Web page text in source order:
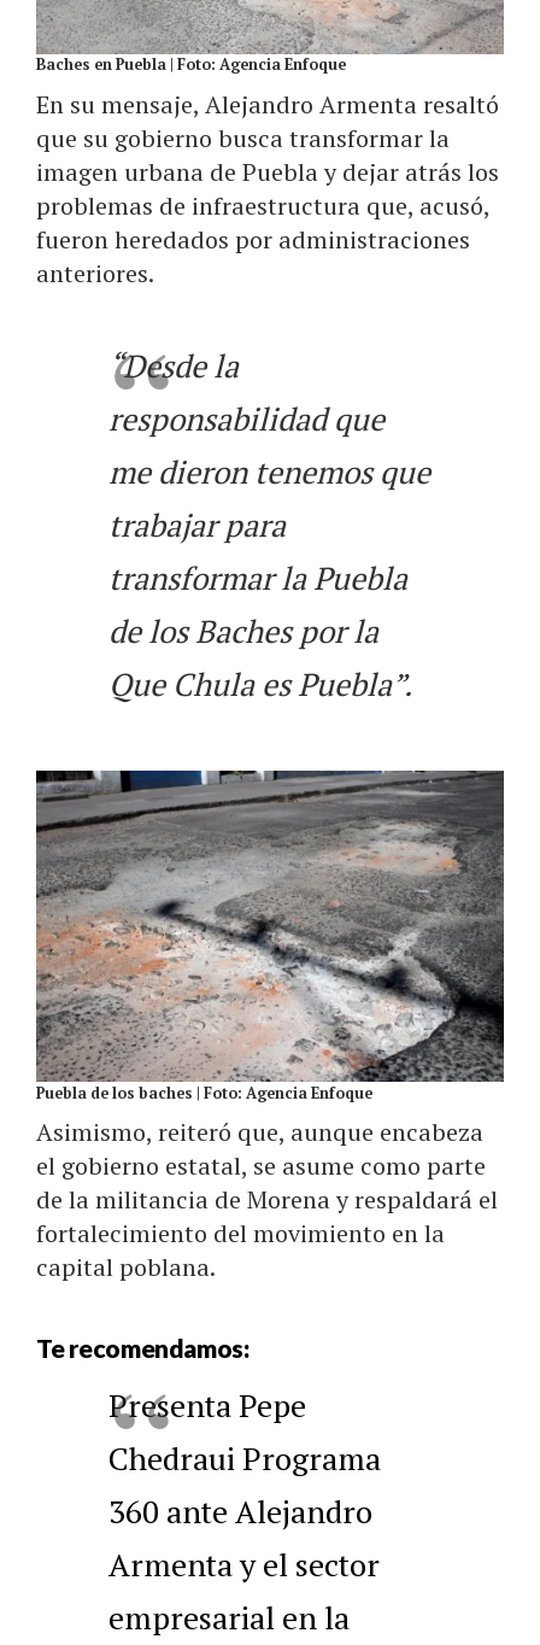
Baches en Puebla | Foto: Agencia Enfoque
En su mensaje, Alejandro Armenta resaltó
que su gobierno busca transformar la
imagen urbana de Puebla y dejar atrás los
problemas de infraestructura que, acusó,
fueron heredados por administraciones
anteriores.
“Desde la
responsabilidad que
me dieron tenemos que
trabajar para
transformar la Puebla
de los Baches por la
Que Chula es Puebla”.
Puebla de los baches | Foto: Agencia Enfoque
Asimismo, reiteró que, aunque encabeza
el gobierno estatal, se asume como parte
de la militancia de Morena y respaldará el
fortalecimiento del movimiento en la
capital poblana.
Te recomendamos:
Presenta Pepe
Chedraui Programa
360 ante Alejandro
Armenta y el sector
empresarial en la